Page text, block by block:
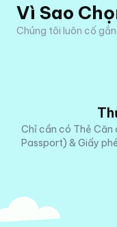
Vì Sao
Chúng tôi luôn cố
Chỉ cần có Thẻ Căn
Passport) & Giấy